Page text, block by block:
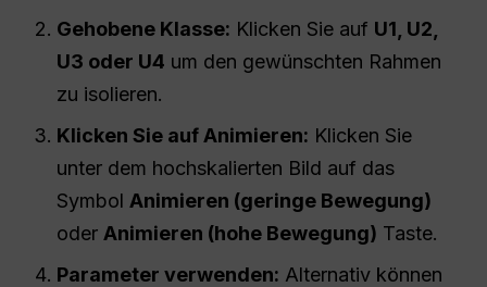
Gehobene Klasse: Klicken Sie auf U1, U2,
U3 oder U4 um den gewünschten Rahmen
zu isolieren.
Klicken Sie auf Animieren: Klicken Sie
unter dem hochskalierten Bild auf das
Symbol Animieren (geringe Bewegung)
oder Animieren (hohe Bewegung) Taste.
Parameter verwenden: Alternativ können